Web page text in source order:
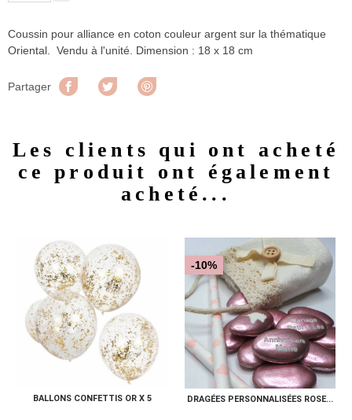
Coussin pour alliance en coton couleur argent sur la thématique
Oriental. Vendu à l'unité. Dimension : 18 x 18 cm
Partager Partager Tweet
Les clients qui ont acheté
ce produit ont également
acheté...
BALLONS CONFETTIS OR X 5 DRAGÉES PERSONNALISÉES ROSE...
-10%